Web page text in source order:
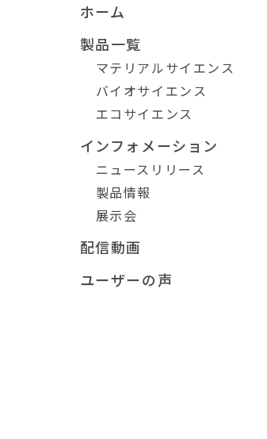
ホーム
製品一覧
マテリアルサイエンス
バイオサイエンス
エコサイエンス
インフォメーション
ニュースリリース
製品情報
展示会
配信動画
ユーザーの声